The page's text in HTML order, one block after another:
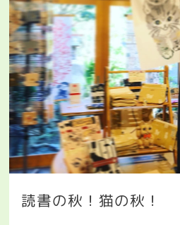
読書の秋！猫の秋！